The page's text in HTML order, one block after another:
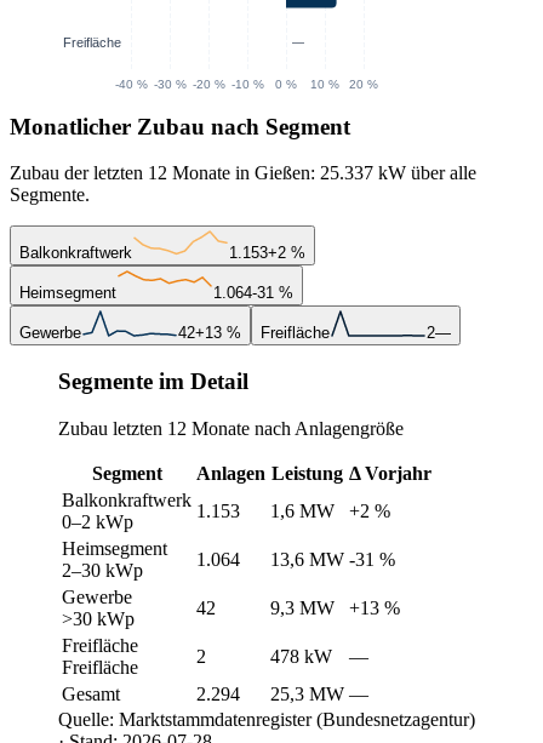
Monatlicher Zubau nach Segment
Zubau der letzten 12 Monate in Gießen: 25.337 kW über alle
Segmente.
Balkonkraftwerk 1.153+2 %
Heimsegment 1.064-31 %
Gewerbe 42+13 % Freifläche 2—
Segmente im Detail
Zubau letzten 12 Monate nach Anlagengröße
Segment Anlagen Leistung Δ Vorjahr
Balkonkraftwerk
0–2 kWp
1.153 1,6 MW
+2 %
Heimsegment
2–30 kWp
1.064 13,6 MW -31 %
Gewerbe
>30 kWp
42 9,3 MW
+13 %
Freifläche
Freifläche
2 478 kW
—
Gesamt
2.294 25,3 MW —
Quelle: Marktstammdatenregister (Bundesnetzagentur)